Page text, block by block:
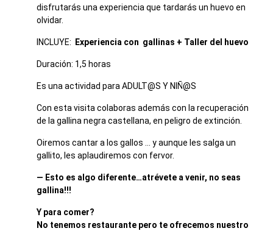
disfrutarás una experiencia que tardarás un huevo en
olvidar.
INCLUYE: Experiencia con gallinas + Taller del huevo
Duración: 1,5 horas
Es una actividad para ADULT@S Y NIÑ@S
Con esta visita colaboras además con la recuperación
de la gallina negra castellana, en peligro de extinción.
Oiremos cantar a los gallos … y aunque les salga un
gallito, les aplaudiremos con fervor.
— Esto es algo diferente…atrévete a venir, no seas
gallina!!!
Y para comer?
No tenemos restaurante pero te ofrecemos nuestro